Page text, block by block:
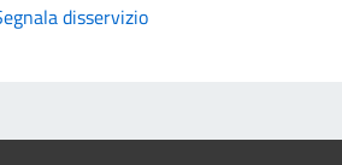
disservizio